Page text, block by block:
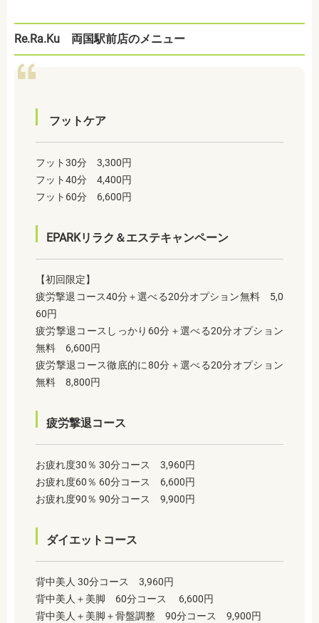
Re.Ra.Ku 両国駅前店のメニュー
フットケア
フット30分 3,300円
フット40分 4,400円
フット60分 6,600円
EPARKリラク＆エステキャンペーン
【初回限定】
疲労撃退コース40分＋選べる20分オプション無料 5,0
60円
疲労撃退コースしっかり60分＋選べる20分オプション
無料 6,600円
疲労撃退コース徹底的に80分＋選べる20分オプション
無料 8,800円
疲労撃退コース
お疲れ度30％ 30分コース 3,960円
お疲れ度60％ 60分コース 6,600円
お疲れ度90％ 90分コース 9,900円
ダイエットコース
背中美人 30分コース 3,960円
背中美人＋美脚 60分コース 6,600円
背中美人＋美脚＋骨盤調整 90分コース 9,900円